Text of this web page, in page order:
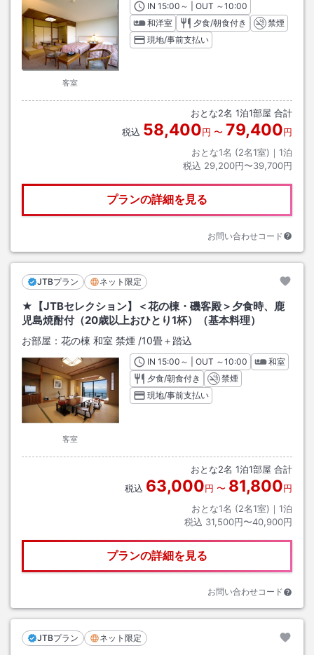
客室
INチェックイン
15:00 ～ | OUT チェックアウト
～10:00
和洋室
夕食/朝食付き
禁煙
現地/事前支払い
おとな2名 1泊1部屋 合計
税込 58,400円 〜 79,400円
おとな1名 (2名1室)｜ 1泊
税込 29,200円〜39,700円
プランの詳細を見る
お問い合わせコード
JTBプラン ネット限定
★【JTBセレクション】＜花の棟・磯客殿＞夕食時、鹿
児島焼酎付（20歳以上おひとり1杯）（基本料理）
お部屋： 花の棟 和室 禁煙 /10畳＋踏込
客室
INチェックイン
15:00 ～ | OUT チェックアウト
～10:00
和室
夕食/朝食付き
禁煙
現地/事前支払い
おとな2名 1泊1部屋 合計
税込 63,000円 〜 81,800円
おとな1名 (2名1室)｜ 1泊
税込 31,500円〜40,900円
プランの詳細を見る
お問い合わせコード
JTBプラン ネット限定